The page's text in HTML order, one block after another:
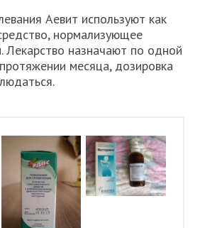
Аевит используют как
нормализующее
Лекарство назначают по одной
месяца, дозировка